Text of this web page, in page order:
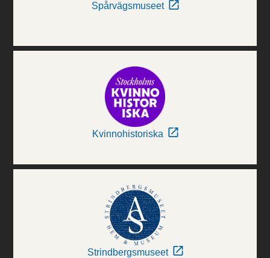
Spårvägsmuseet
Kvinnohistoriska
Strindbergsmuseet